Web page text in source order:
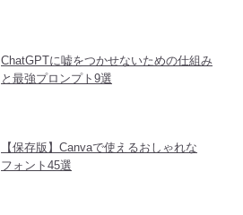
ChatGPTに嘘をつかせないための仕組み
と最強プロンプト9選
【保存版】Canvaで使えるおしゃれな
フォント45選